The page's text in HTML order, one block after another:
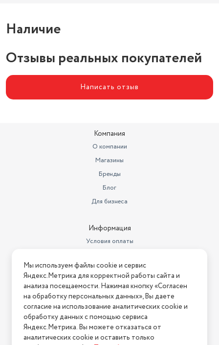
Наличие
Отзывы реальных покупателей
Написать отзыв
Компания
О компании
Магазины
Бренды
Блог
Для бизнеса
Информация
Условия оплаты
Условия возврата
Нашли ошибку на сайте? Напишите нам
2026 © Интернет-магазин "АстМаркет". У нас есть всё!
Политика конфиденциальности
Мы используем файлы cookie и сервис
Яндекс.Метрика для корректной работы сайта и
анализа посещаемости. Нажимая кнопку «Согласен
на обработку персональных данных», Вы даете
согласие на использование аналитических cookie и
обработку данных с помощью сервиса
Яндекс.Метрика. Вы можете отказаться от
аналитических cookie и оставить только